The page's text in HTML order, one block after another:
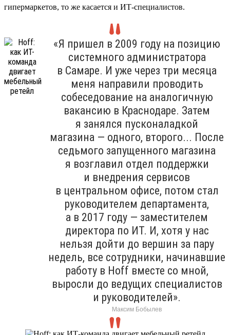
гипермаркетов, то же касается и ИТ-специалистов.
«Я пришел в 2009 году на позицию
системного администратора
в Самаре. И уже через три месяца
меня направили проводить
собеседование на аналогичную
вакансию в Краснодаре. Затем
я занялся пусконаладкой
магазина — одного, второго... После
седьмого запущенного магазина
я возглавил отдел поддержки
и внедрения сервисов
в центральном офисе, потом стал
руководителем департамента,
а в 2017 году — заместителем
директора по ИТ. И, хотя у нас
нельзя дойти до вершин за пару
недель, все сотрудники, начинавшие
работу в Hoff вместе со мной,
выросли до ведущих специалистов
и руководителей».
Максим Бобылев